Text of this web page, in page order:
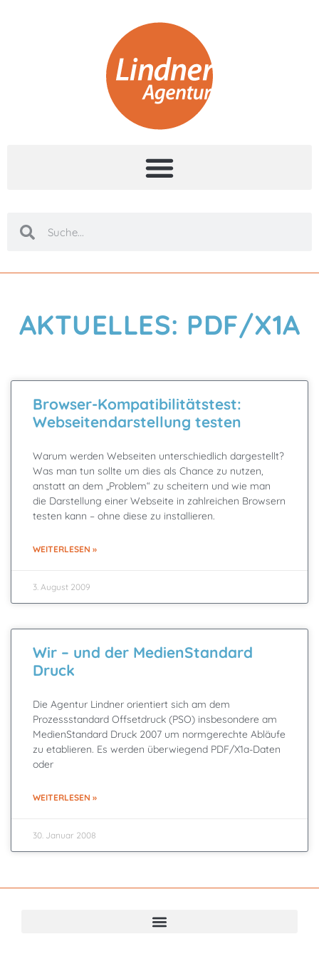
AKTUELLES: PDF/X1A
Browser-Kompatibilitätstest:
Webseitendarstellung testen
Warum werden Webseiten unterschiedlich dargestellt?
Was man tun sollte um dies als Chance zu nutzen,
anstatt an dem „Problem“ zu scheitern und wie man
die Darstellung einer Webseite in zahlreichen Browsern
testen kann – ohne diese zu installieren.
WEITERLESEN »
3. August 2009
Wir – und der MedienStandard
Druck
Die Agentur Lindner orientiert sich am dem
Prozessstandard Offsetdruck (PSO) insbesondere am
MedienStandard Druck 2007 um normgerechte Abläufe
zu etablieren. Es werden überwiegend PDF/X1a-Daten
oder
WEITERLESEN »
30. Januar 2008